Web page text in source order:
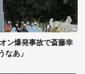
ン爆発事故で斎藤幸
なあ」